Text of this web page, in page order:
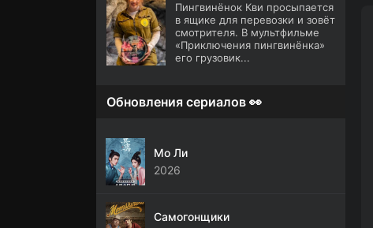
Пингвинёнок Кви просыпается
в ящике для перевозки и зовёт
смотрителя. В мультфильме
«Приключения пингвинёнка»
его грузовик...
Обновления сериалов 👀
Мо Ли
2026
Самогонщики